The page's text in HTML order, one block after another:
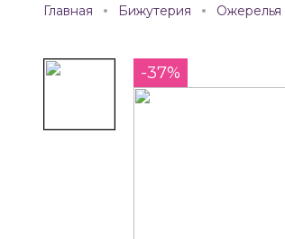
Главная Бижутерия Ожерелья
-37%